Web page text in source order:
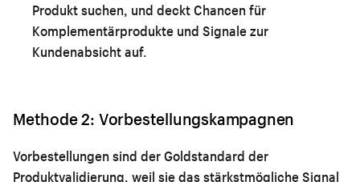
Produkt suchen, und deckt Chancen für
Komplementärprodukte und Signale zur
Kundenabsicht auf.
Methode 2: Vorbestellungskampagnen
Vorbestellungen sind der Goldstandard der
Produktvalidierung, weil sie das stärkstmögliche Signal